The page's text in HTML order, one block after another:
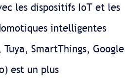
les dispositifs IoT et les
intelligentes
SmartThings, Google
est un plus